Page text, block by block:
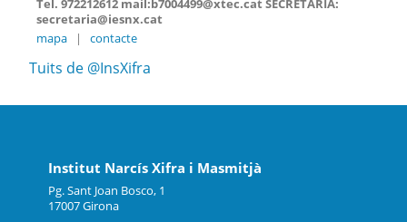
secretaria@iesnx.cat
mapa
| contacte
Tuits de @InsXifra
Institut Narcís Xifra i Masmitjà
Pg. Sant Joan Bosco, 1
17007 Girona